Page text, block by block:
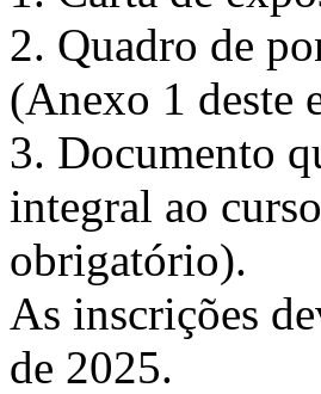
2. Quadro de
(Anexo 1 deste
3. Documento
integral ao
obrigatório).
As inscrições
de 2025.